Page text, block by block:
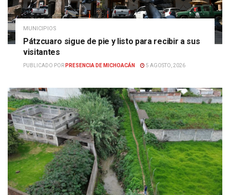
MUNICIPIOS
Pátzcuaro sigue de pie y listo para recibir a sus
visitantes
PUBLICADO POR PRESENCIA DE MICHOACÁN 5 AGOSTO, 2026